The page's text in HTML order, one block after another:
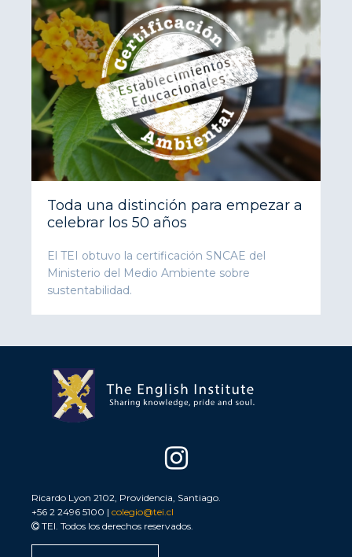
Toda una distinción para empezar a
celebrar los 50 años
El TEI obtuvo la certificación SNCAE del
Ministerio del Medio Ambiente sobre
sustentabilidad.
Ricardo Lyon 2102, Providencia, Santiago.
+56 2 2496 5100 | colegio@tei.cl
TEI. Todos los derechos reservados.